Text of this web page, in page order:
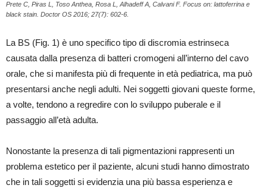
Prete C, Piras L, Toso Anthea, Rosa L, Alhadeff A, Calvani F. Focus on: lattoferrina e
black stain. Doctor OS 2016; 27(7): 602-6.
La BS (Fig. 1) è uno specifico tipo di discromia estrinseca
causata dalla presenza di batteri cromogeni all’interno del cavo
orale, che si manifesta più di frequente in età pediatrica, ma può
presentarsi anche negli adulti. Nei soggetti giovani queste forme,
a volte, tendono a regredire con lo sviluppo puberale e il
passaggio all’età adulta.
Nonostante la presenza di tali pigmentazioni rappresenti un
problema estetico per il paziente, alcuni studi hanno dimostrato
che in tali soggetti si evidenzia una più bassa esperienza e